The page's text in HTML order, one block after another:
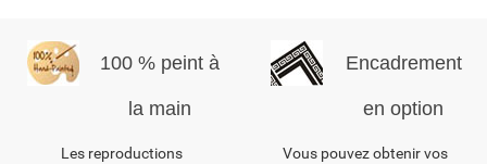
100 % peint à
la main
Les reproductions
Encadrement
en option
Vous pouvez obtenir vos